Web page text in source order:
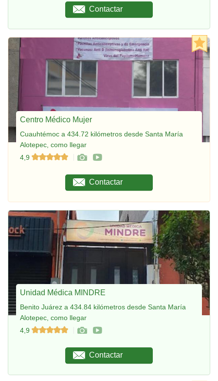
Contactar
Centro Médico Mujer
Cuauhtémoc a 434.72 kilómetros desde Santa María
Alotepec, como llegar
4,9
Contactar
Unidad Médica MINDRE
Benito Juárez a 434.84 kilómetros desde Santa María
Alotepec, como llegar
4,9
Contactar